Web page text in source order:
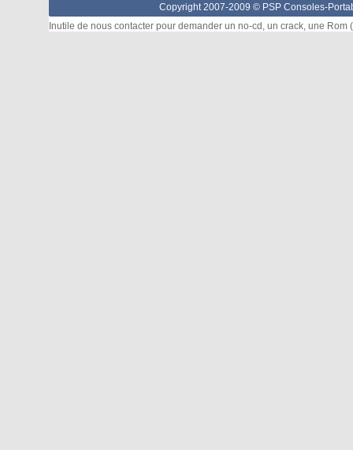
Copyright 2007-2009 © PSP Consoles-
Inutile de nous contacter pour demander un no-cd, un crack, une